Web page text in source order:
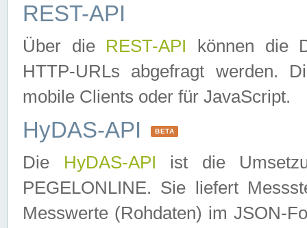
REST-API
Über die REST-API können die
HTTP-URLs abgefragt werden.
mobile Clients oder für JavaScript.
HyDAS-API BETA
Die HyDAS-API ist die
PEGELONLINE. Sie liefert
Messwerte (Rohdaten) im JSON-